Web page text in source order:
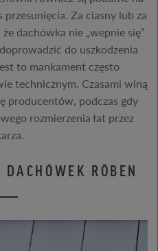
Za ciasny lub za
dachówka nie „wepnie się”
do uszkodzenia
to mankament często
technicznym. Czasami winą
producentów, podczas gdy
rozmierzenia łat przez
RÖBEN